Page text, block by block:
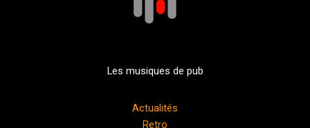
Les musiques de pub
Actualités
Retro